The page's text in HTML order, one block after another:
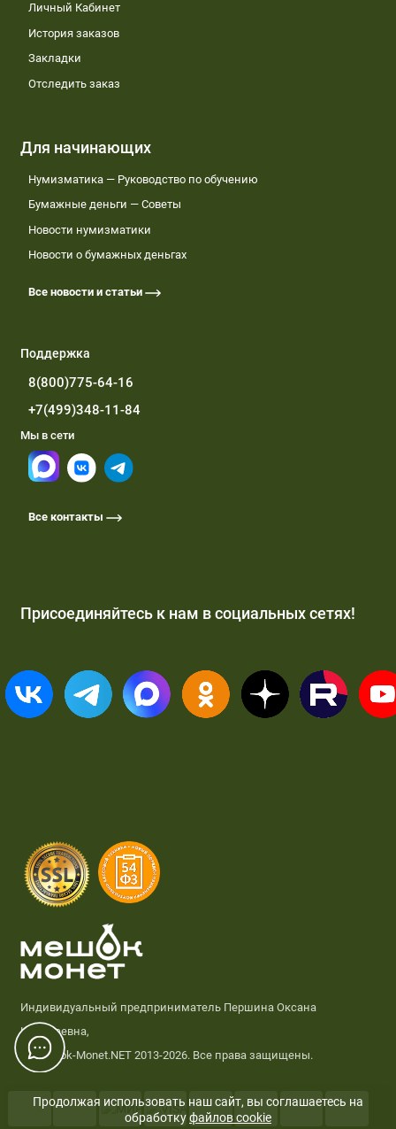
Личный Кабинет
История заказов
Закладки
Отследить заказ
Для начинающих
Нумизматика — Руководство по обучению
Бумажные деньги — Советы
Новости нумизматики
Новости о бумажных деньгах
Все новости и статьи
Поддержка
8(800)775-64-16
+7(499)348-11-84
Мы в сети
Все контакты
Присоединяйтесь к нам в социальных сетях!
Индивидуальный предприниматель Першина Оксана
Николаевна,
© Meshok-Monet.NET 2013-2026. Все права защищены.
Продолжая использовать наш сайт, вы соглашаетесь на
обработкуфайлов cookie